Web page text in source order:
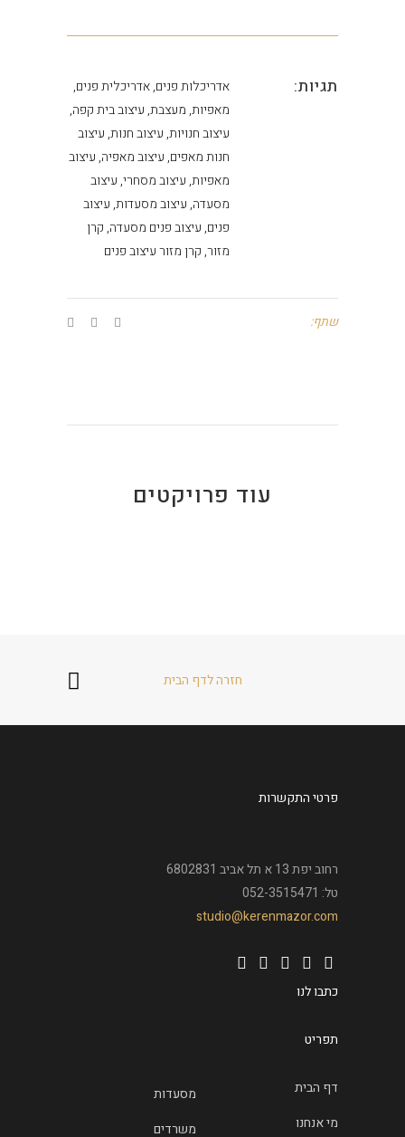
תגיות:
אדריכלות פנים, אדריכלית פנים,
מאפיות, מעצבת, עיצוב בית קפה,
עיצוב חנויות, עיצוב חנות, עיצוב
חנות מאפים, עיצוב מאפיה, עיצוב
מאפיות, עיצוב מסחרי, עיצוב
מסעדה, עיצוב מסעדות, עיצוב
פנים, עיצוב פנים מסעדה, קרן
מזור, קרן מזור עיצוב פנים
שתף:
עוד פרויקטים
חזרה לדף הבית
פרטי התקשרות
רחוב יפת 13 א תל אביב 6802831
טל: 052-3515471
studio@kerenmazor.com
כתבו לנו
תפריט
דף הבית
מי אנחנו
מסעדות
משרדים